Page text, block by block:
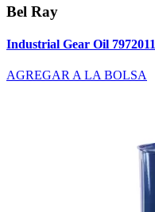
Bel Ray
Industrial Gear Oil 7972011
AGREGAR A LA BOLSA